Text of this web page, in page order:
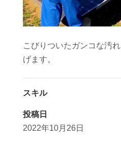
こびりついたガンコな汚
げます。
スキル
投稿日
2022年10月26日